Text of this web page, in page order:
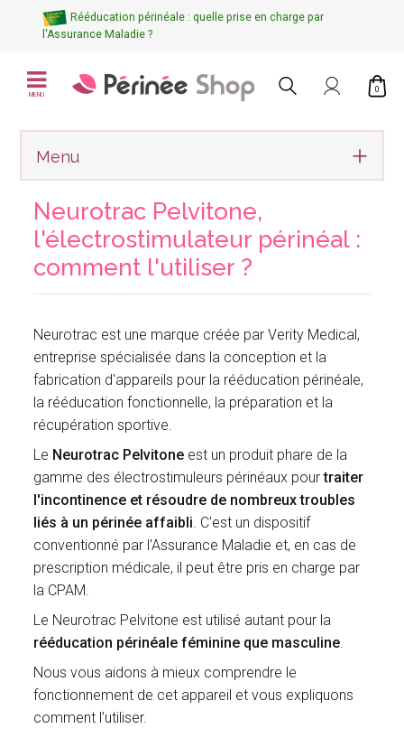
Rééducation périnéale : quelle prise en charge par
l'Assurance Maladie ?
MENU
0
Neurotrac Pelvitone,
l'électrostimulateur périnéal :
comment l'utiliser ?
Neurotrac est une marque créée par Verity Medical,
entreprise spécialisée dans la conception et la
fabrication d'appareils pour la rééducation périnéale,
la rééducation fonctionnelle, la préparation et la
récupération sportive.
Le Neurotrac Pelvitone est un produit phare de la
gamme des électrostimuleurs périnéaux pourtraiter
l'incontinence et résoudre de nombreux troubles
liés à un périnée affaibli. C'est un dispositif
conventionné par l'Assurance Maladie et, en cas de
prescription médicale, il peut être pris en charge par
la CPAM.
Le Neurotrac Pelvitone est utilisé autant pour la
rééducation périnéale féminine que masculine.
Nous vous aidons à mieux comprendre le
fonctionnement de cet appareil et vous expliquons
comment l’utiliser.
Menu